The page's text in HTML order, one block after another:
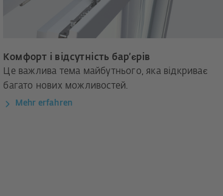
Комфорт і відсутність бар’єрів
Це важлива тема майбутнього, яка відкриває
багато нових можливостей.
Mehr erfahren